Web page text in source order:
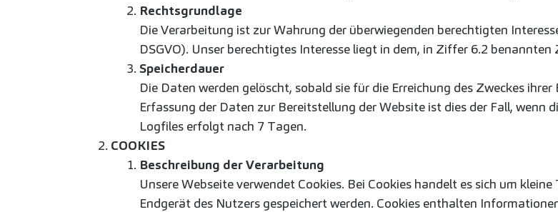
Rechtsgrundlage
Die Verarbeitung ist zur Wahrung der überwiegenden berechtigten
DSGVO). Unser berechtigtes Interesse liegt in dem, in Ziffer 6.2 benannten
Speicherdauer
Die Daten werden gelöscht, sobald sie für die Erreichung des Zweckes
Erfassung der Daten zur Bereitstellung der Website ist dies der Fall, wenn
Logfiles erfolgt nach 7 Tagen.
COOKIES
Beschreibung der Verarbeitung
Unsere Webseite verwendet Cookies. Bei Cookies handelt es sich um
Endgerät des Nutzers gespeichert werden. Cookies enthalten